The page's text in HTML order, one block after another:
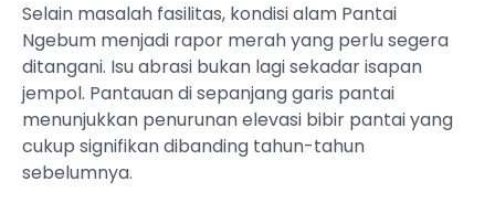
​Selain masalah fasilitas, kondisi alam Pantai
Ngebum menjadi rapor merah yang perlu segera
ditangani. Isu abrasi bukan lagi sekadar isapan
jempol. Pantauan di sepanjang garis pantai
menunjukkan penurunan elevasi bibir pantai yang
cukup signifikan dibanding tahun-tahun
sebelumnya.